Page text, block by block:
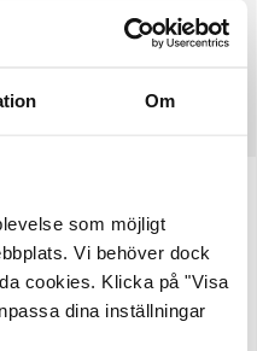
Om
som möjligt
Vi behöver dock
cookies. Klicka på "Visa
dina inställningar
Skaftet i neopren gör
skafthöjden är ca 20 cm
det enkelt att dra på
som håller fötterna